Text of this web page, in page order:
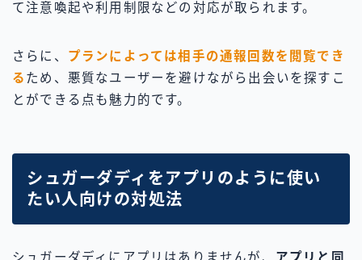
て注意喚起や利用制限などの対応が取られます。
さらに、 プランによっては相手の通報回数を閲覧でき
る ため、悪質なユーザーを避けながら出会いを探すこ
とができる点も魅力的です。
シュガーダディをアプリのように使い
たい人向けの対処法